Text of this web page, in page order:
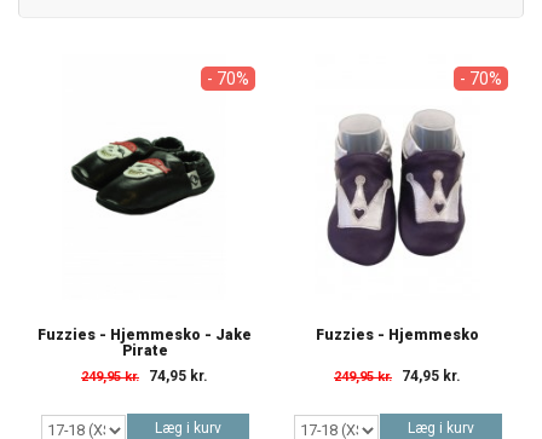
- 70%
Fuzzies - Hjemmesko - Jake
Pirate
249,95 kr. 74,95 kr.
Læg i kurv
- 70%
Fuzzies - Hjemmesko
249,95 kr. 74,95 kr.
Læg i kurv